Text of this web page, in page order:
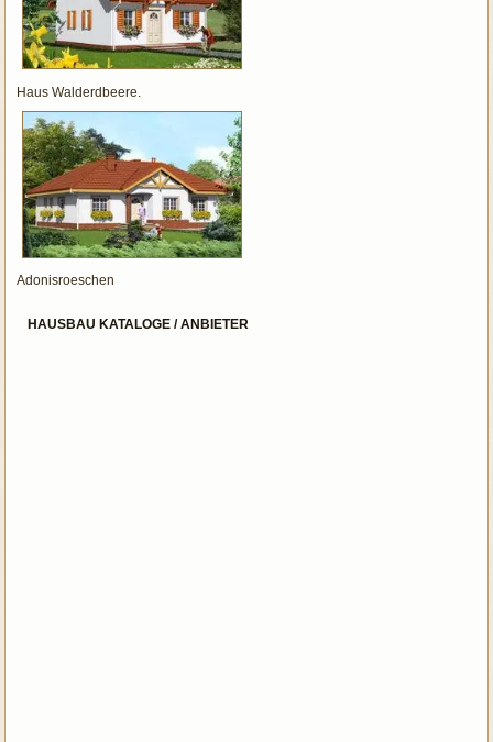
Haus Walderdbeere.
Adonisroeschen
HAUSBAU KATALOGE / ANBIETER